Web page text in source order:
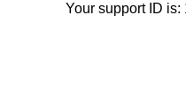
Your support ID